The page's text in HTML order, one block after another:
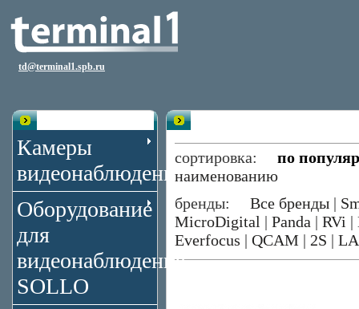
td@terminal1.spb.ru
Камеры
видеонаблюдения
Оборудование
для
видеонаблюдения
SOLLO
сортировка: по
наименованию
бренды: Все бренды |
MicroDigital | Panda | RVi |
Everfocus | QCAM | 2S |